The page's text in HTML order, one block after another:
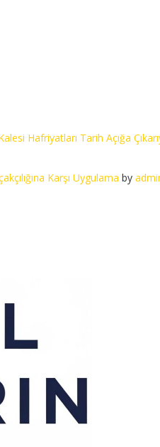
Hafriyatları Tarih Açığa
Karşı Uygulama by